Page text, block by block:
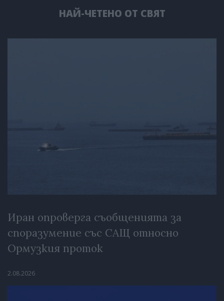
НАЙ-ЧЕТЕНО ОТ СВЯТ
Иран опроверга съобщенията за
споразумение със САЩ относно
Ормузкия проток
2.08.2026